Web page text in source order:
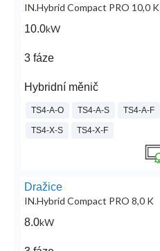
IN.Hybrid Compact PRO 10,0 K
10.0kW
3 fáze
Hybridní měnič
TS4-A-O TS4-A-S TS4-A-F
TS4-X-S TS4-X-F
Dražice
IN.Hybrid Compact PRO 8,0 K
8.0kW